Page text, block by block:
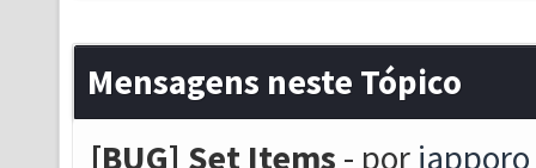
Mensagens neste Tópico
[BUG] Set Items - por japporo